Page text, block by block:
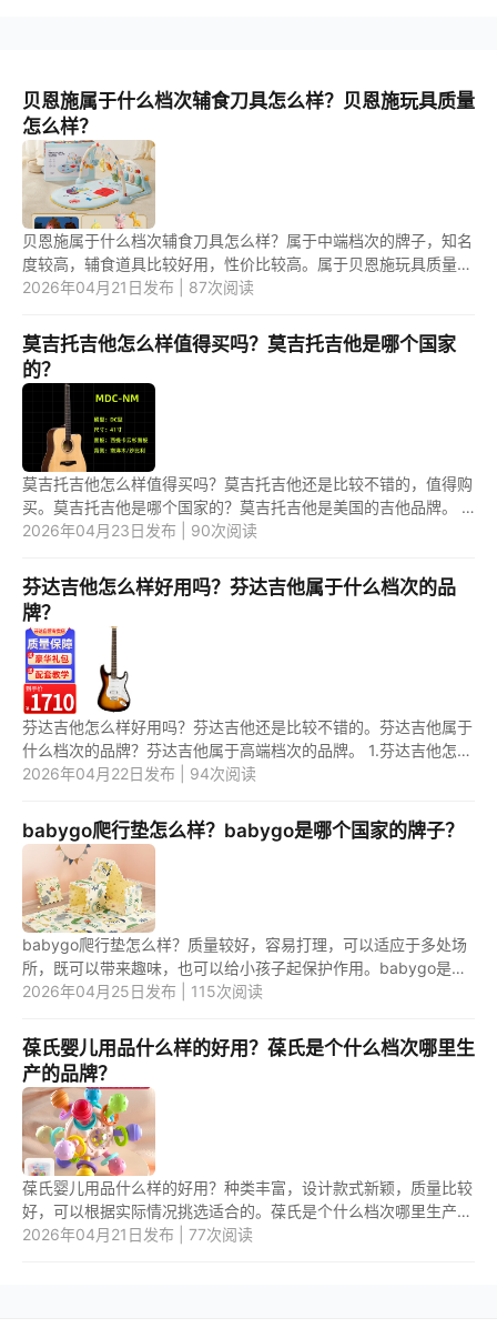
贝恩施属于什么档次辅食刀具怎么样？贝恩施玩具质量
怎么样？
贝恩施属于什么档次辅食刀具怎么样？属于中端档次的牌子，知名
度较高，辅食道具比较好用，性价比较高。属于贝恩施玩具质量怎
么样？质量比较好，款式新颖，可以多方面培养孩子的兴趣爱好。
2026年04月21日发布 | 87次阅读
莫吉托吉他怎么样值得买吗？莫吉托吉他是哪个国家
的？
莫吉托吉他怎么样值得买吗？莫吉托吉他还是比较不错的，值得购
买。莫吉托吉他是哪个国家的？莫吉托吉他是美国的吉他品牌。 1.
莫吉托吉他怎么样值得买吗？ 莫吉托吉他还是比较不错的，千元
2026年04月23日发布 | 90次阅读
芬达吉他怎么样好用吗？芬达吉他属于什么档次的品
牌？
芬达吉他怎么样好用吗？芬达吉他还是比较不错的。芬达吉他属于
什么档次的品牌？芬达吉他属于高端档次的品牌。 1.芬达吉他怎么
样好用吗？ 芬达吉他还是比较不错的， 有很多系列可以选择，颜
2026年04月22日发布 | 94次阅读
babygo爬行垫怎么样？babygo是哪个国家的牌子？
babygo爬行垫怎么样？质量较好，容易打理，可以适应于多处场
所，既可以带来趣味，也可以给小孩子起保护作用。babygo是哪
个国家的牌子？属于中国的牌子。 1.babygo爬行垫怎么样？
2026年04月25日发布 | 115次阅读
葆氏婴儿用品什么样的好用？葆氏是个什么档次哪里生
产的品牌？
葆氏婴儿用品什么样的好用？种类丰富，设计款式新颖，质量比较
好，可以根据实际情况挑选适合的。葆氏是个什么档次哪里生产的
品牌？属于中端档次的品牌，产地是美国，品牌知名度较高。 1.葆
2026年04月21日发布 | 77次阅读